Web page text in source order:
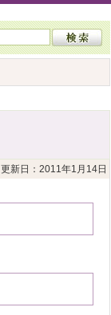
更新日：2011年1月14日